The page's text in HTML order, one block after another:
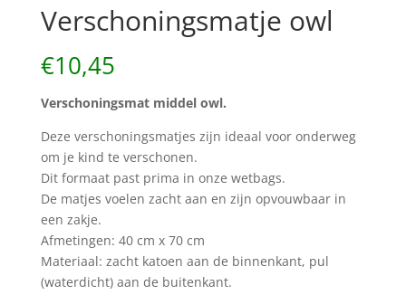
Verschoningsmatje owl
€10,45
Verschoningsmat middel owl.
Deze verschoningsmatjes zijn ideaal voor onderweg
om je kind te verschonen.
Dit formaat past prima in onze wetbags.
De matjes voelen zacht aan en zijn opvouwbaar in
een zakje.
Afmetingen: 40 cm x 70 cm
Materiaal: zacht katoen aan de binnenkant, pul
(waterdicht) aan de buitenkant.